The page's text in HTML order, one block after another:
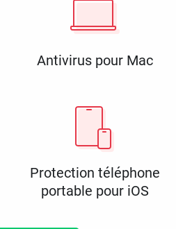
Antivirus pour Mac
Protection téléphone
portable pour iOS